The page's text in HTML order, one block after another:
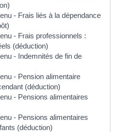
- Frais liés à la dépendance
- Frais professionnels :
(déduction)
- Indemnités de fin de
- Pension alimentaire
(déduction)
- Pensions alimentaires
- Pensions alimentaires
(déduction)